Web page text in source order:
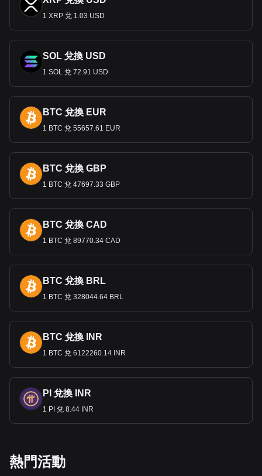
迪納爾的穩定對國際貿易至關重要，特別是塞爾維亞的出口產
匯款和經濟影響
在國外工作，特別是在西歐工作的塞爾維亞人的匯款是外國收
庭，為國家經濟做出貢獻，為應對經濟衝擊提供重要緩衝。
Bitget 加密貨幣與法幣兌換數據顯示，最受歡迎的
器，查看您的加密貨幣可以兌換成多少 RSD。
1 XRP 兌 1.03 USD
SOL 兌換 USD
1 SOL 兌 72.91 USD
BTC 兌換 EUR
1 BTC 兌 55657.61 EUR
BTC 兌換 GBP
1 BTC 兌 47697.33 GBP
BTC 兌換 CAD
1 BTC 兌 89770.34 CAD
BTC 兌換 BRL
1 BTC 兌 328044.64 BRL
BTC 兌換 INR
1 BTC 兌 6122260.14 INR
PI 兌換 INR
1 PI 兌 8.44 INR
熱門活動